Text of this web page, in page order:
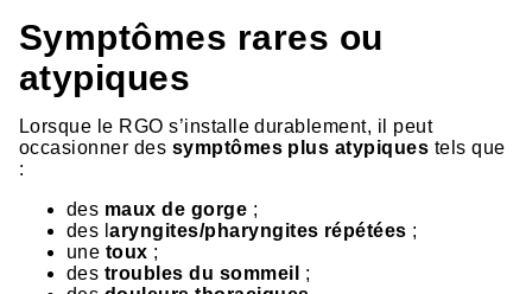
Symptômes rares ou
atypiques
Lorsque le RGO s’installe durablement, il peut
occasionner des symptômes plus atypiques tels que
:
des maux de gorge ;
des laryngites/pharyngites répétées ;
une toux ;
des troubles du sommeil ;